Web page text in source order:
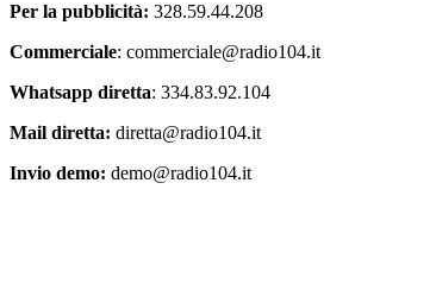
Per la pubblicità: 328.59.44.208
Commerciale: commerciale@radio104.it
Whatsapp diretta: 334.83.92.104
Mail diretta: diretta@radio104.it
Invio demo: demo@radio104.it